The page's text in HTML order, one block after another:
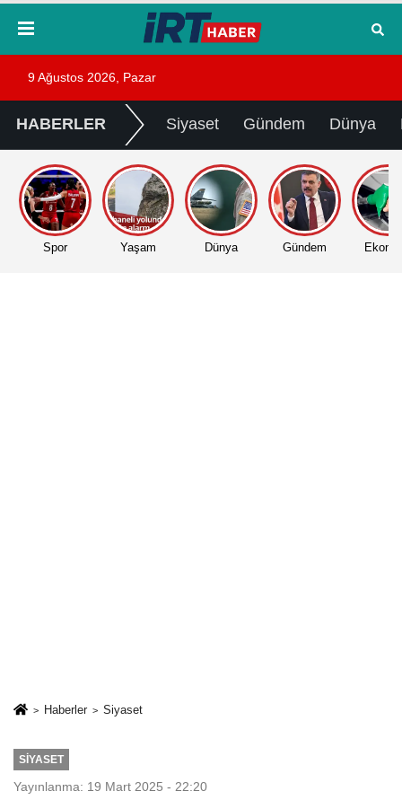
9 Ağustos 2026, Pazar
HABERLER Siyaset Gündem Dünya
Spor Yaşam Dünya Gündem
Haberler Siyaset
SIYASET
Yayınlanma: 19 Mart 2025 - 22:20